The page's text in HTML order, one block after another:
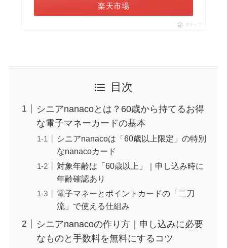
楽天市場
ポチップ
目次
シニアnanacoとは？60歳から持てるお得
な電子マネーカードの基本
シニアnanacoは「60歳以上限定」の特別
なnanacoカード
対象年齢は「60歳以上」｜申し込み時に
年齢確認あり
電子マネーとポイントカードの「二刀
流」で使える仕組み
シニアnanacoの作り方｜申し込みに必要
なものと手数料を無料にするコツ